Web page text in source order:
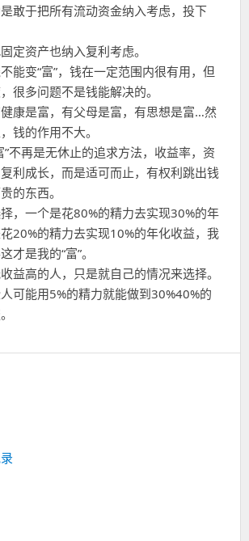
敢于把所有流动资金纳入考虑，投下
定资产也纳入复利考虑。
能变“富”，钱在一定范围内很有用，但
很多问题不是钱能解决的。
康是富，有父母是富，有思想是富…然
钱的作用不大。
”不再是无休止的追求方法，收益率，资
利成长，而是适可而止，有权利跳出钱
的东西。
，一个是花80%的精力去实现30%的年
20%的精力去实现10%的年化收益，我
才是我的“富”。
益高的人，只是就自己的情况来选择。
可能用5%的精力就能做到30%40%的